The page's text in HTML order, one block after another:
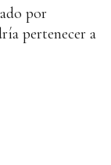
por
pertenecer a